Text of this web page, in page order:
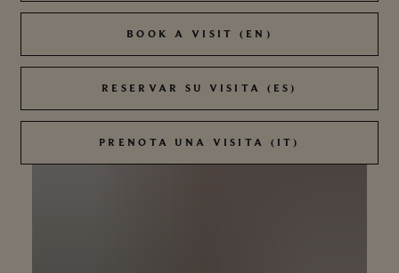
BOOK A VISIT (EN)
BOOK A VISIT (EN)
RESERVAR SU VISITA (ES)
RESERVAR SU VISITA (ES)
PRENOTA UNA VISITA (IT)
PRENOTA UNA VISITA (IT)